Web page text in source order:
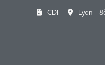
CDI Lyon -